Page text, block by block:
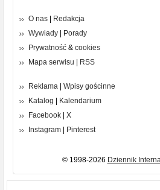
O nas | Redakcja
Wywiady | Porady
Prywatność & cookies
Mapa serwisu | RSS
Reklama | Wpisy gościnne
Katalog | Kalendarium
Facebook | X
Instagram | Pinterest
© 1998-2026 Dziennik